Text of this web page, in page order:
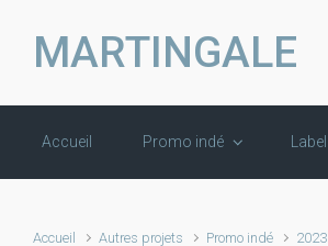
MARTINGALE
Accueil Promo indé Label
Accueil Autres projets Promo indé 2023